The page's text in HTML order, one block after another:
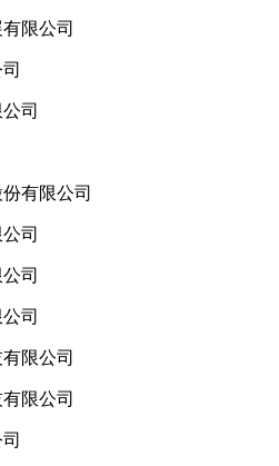
限公司
司
有限公司
司
司
司
限公司
限公司